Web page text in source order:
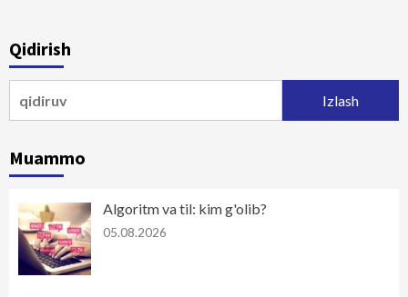
Qidirish
Muammo
Algoritm va til: kim g'olib?
05.08.2026